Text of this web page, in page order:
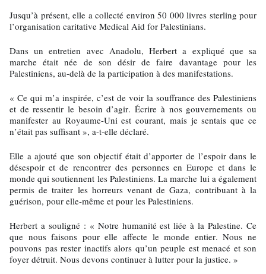
Jusqu’à présent, elle a collecté environ 50 000 livres sterling pour
l’organisation caritative Medical Aid for Palestinians.
Dans un entretien avec Anadolu, Herbert a expliqué que sa
marche était née de son désir de faire davantage pour les
Palestiniens, au-delà de la participation à des manifestations.
« Ce qui m’a inspirée, c’est de voir la souffrance des Palestiniens
et de ressentir le besoin d’agir. Écrire à nos gouvernements ou
manifester au Royaume-Uni est courant, mais je sentais que ce
n’était pas suffisant », a-t-elle déclaré.
Elle a ajouté que son objectif était d’apporter de l’espoir dans le
désespoir et de rencontrer des personnes en Europe et dans le
monde qui soutiennent les Palestiniens. La marche lui a également
permis de traiter les horreurs venant de Gaza, contribuant à la
guérison, pour elle-même et pour les Palestiniens.
Herbert a souligné : « Notre humanité est liée à la Palestine. Ce
que nous faisons pour elle affecte le monde entier. Nous ne
pouvons pas rester inactifs alors qu’un peuple est menacé et son
foyer détruit. Nous devons continuer à lutter pour la justice. »